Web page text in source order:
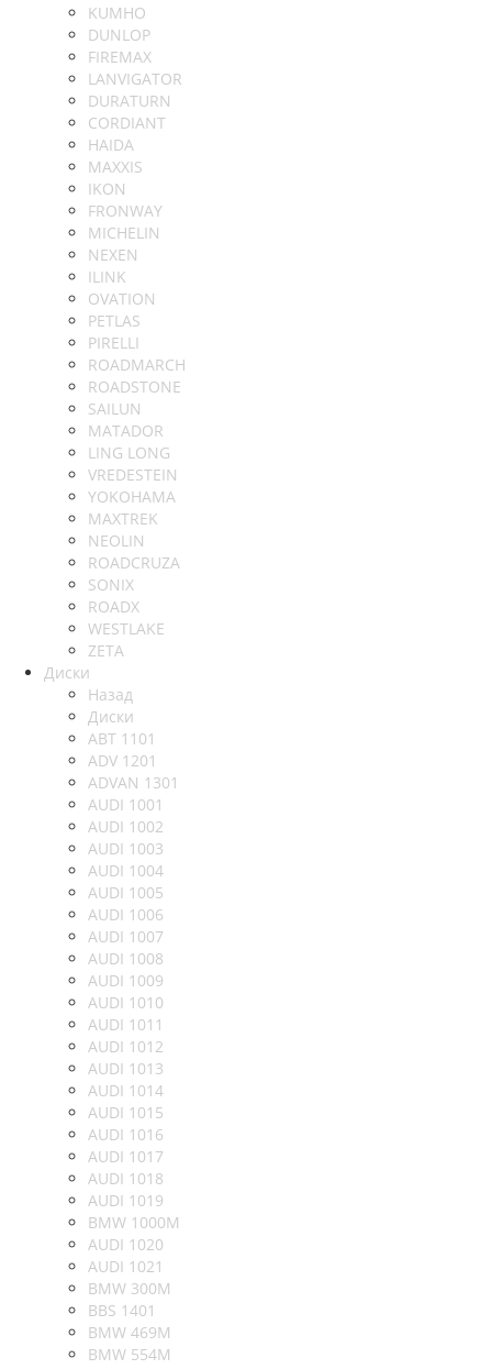
KUMHO
DUNLOP
FIREMAX
LANVIGATOR
DURATURN
CORDIANT
HAIDA
MAXXIS
IKON
FRONWAY
MICHELIN
NEXEN
ILINK
OVATION
PETLAS
PIRELLI
ROADMARCH
ROADSTONE
SAILUN
MATADOR
LING LONG
VREDESTEIN
YOKOHAMA
MAXTREK
NEOLIN
ROADCRUZA
SONIX
ROADX
WESTLAKE
ZETA
Диски
Назад
Диски
ABT 1101
ADV 1201
ADVAN 1301
AUDI 1001
AUDI 1002
AUDI 1003
AUDI 1004
AUDI 1005
AUDI 1006
AUDI 1007
AUDI 1008
AUDI 1009
AUDI 1010
AUDI 1011
AUDI 1012
AUDI 1013
AUDI 1014
AUDI 1015
AUDI 1016
AUDI 1017
AUDI 1018
AUDI 1019
BMW 1000M
AUDI 1020
AUDI 1021
BMW 300M
BBS 1401
BMW 469M
BMW 554M